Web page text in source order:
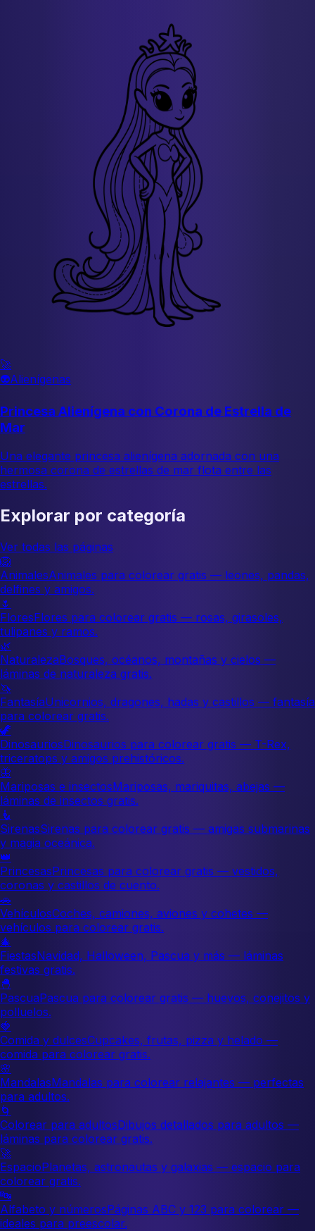
🚀
👽Alienígenas
Princesa Alienígena con Corona de Estrella de
Mar
Una elegante princesa alienígena adornada con una
hermosa corona de estrellas de mar flota entre las
estrellas.
Explorar por categoría
Ver todas las páginas
🦁
AnimalesAnimales para colorear gratis — leones, pandas,
delfines y amigos.
🌷
FloresFlores para colorear gratis — rosas, girasoles,
tulipanes y ramos.
🌿
NaturalezaBosques, océanos, montañas y cielos —
láminas de naturaleza gratis.
🦄
FantasíaUnicornios, dragones, hadas y castillos — fantasía
para colorear gratis.
🦖
DinosauriosDinosaurios para colorear gratis — T-Rex,
triceratops y amigos prehistóricos.
🦋
Mariposas e insectosMariposas, mariquitas, abejas —
láminas de insectos gratis.
🧜
SirenasSirenas para colorear gratis — amigas submarinas
y magia oceánica.
👑
PrincesasPrincesas para colorear gratis — vestidos,
coronas y castillos de cuento.
🚗
VehículosCoches, camiones, aviones y cohetes —
vehículos para colorear gratis.
🎄
FiestasNavidad, Halloween, Pascua y más — láminas
festivas gratis.
🐣
PascuaPascua para colorear gratis — huevos, conejitos y
polluelos.
🍓
Comida y dulcesCupcakes, frutas, pizza y helado —
comida para colorear gratis.
🌸
MandalasMandalas para colorear relajantes — perfectas
para adultos.
🌀
Colorear para adultosDibujos detallados para adultos —
láminas para colorear gratis.
🚀
EspacioPlanetas, astronautas y galaxias — espacio para
colorear gratis.
🔤
Alfabeto y númerosPáginas ABC y 123 para colorear —
ideales para preescolar.